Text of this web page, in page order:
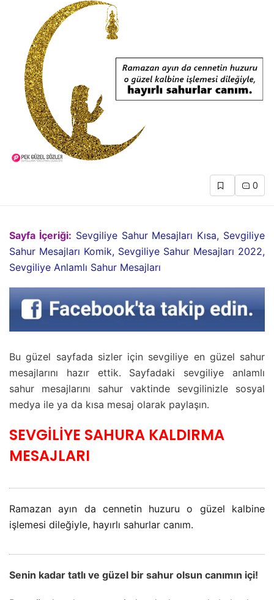
0
Sayfa İçeriği: Sevgiliye Sahur Mesajları Kısa, Sevgiliye
Sahur Mesajları Komik, Sevgiliye Sahur Mesajları 2022,
Sevgiliye Anlamlı Sahur Mesajları
Bu güzel sayfada sizler için sevgiliye en güzel sahur
mesajlarını hazır ettik. Sayfadaki sevgiliye anlamlı
sahur mesajlarını sahur vaktinde sevgilinizle sosyal
medya ile ya da kısa mesaj olarak paylaşın.
SEVGİLİYE SAHURA KALDIRMA
MESAJLARI
Ramazan ayın da cennetin huzuru o güzel kalbine
işlemesi dileğiyle, hayırlı sahurlar canım.
Senin kadar tatlı ve güzel bir sahur olsun canımın içi!